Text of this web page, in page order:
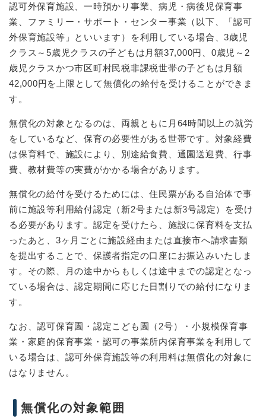
認可外保育施設、一時預かり事業、病児・病後児保育事
業、ファミリー・サポート・センター事業（以下、「認可
外保育施設等」といいます）を利用している場合、3歳児
クラス～5歳児クラスの子どもは月額37,000円、0歳児～2
歳児クラスかつ市区町村民税非課税世帯の子どもは月額
42,000円を上限として無償化の給付を受けることができま
す。
無償化の対象となるのは、両親ともに月64時間以上の就労
をしているなど、保育の必要性がある世帯です。対象経費
は保育料で、施設により、別途給食費、通園送迎費、行事
費、教材費等の実費がかかる場合があります。
無償化の給付を受けるためには、住民票がある自治体で事
前に施設等利用給付認定（新2号または新3号認定）を受け
る必要があります。認定を受けたら、施設に保育料を支払
ったあと、3ヶ月ごとに施設経由または直接市へ請求書類
を提出することで、保護者指定の口座にお振込みいたしま
す。その際、月の途中からもしくは途中までの認定となっ
ている場合は、認定期間に応じた日割りでの給付になりま
す。
なお、認可保育園・認定こども園（2号）・小規模保育事
業・家庭的保育事業・認可の事業所内保育事業を利用して
いる場合は、認可外保育施設等の利用料は無償化の対象に
はなりません。
無償化の対象範囲